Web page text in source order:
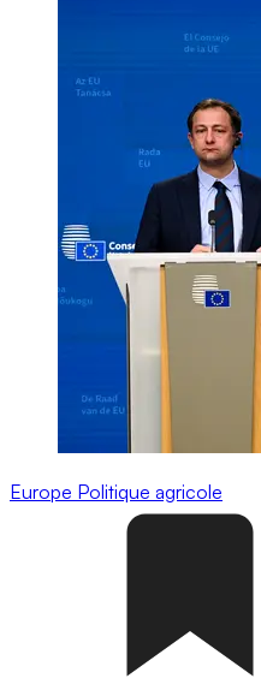
Europe Politique agricole